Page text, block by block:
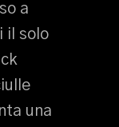
a
il solo
una